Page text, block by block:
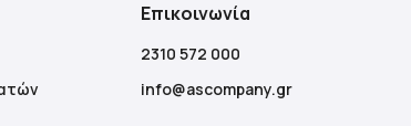
Επικοινωνία
2310 572 000
info@ascompany.gr